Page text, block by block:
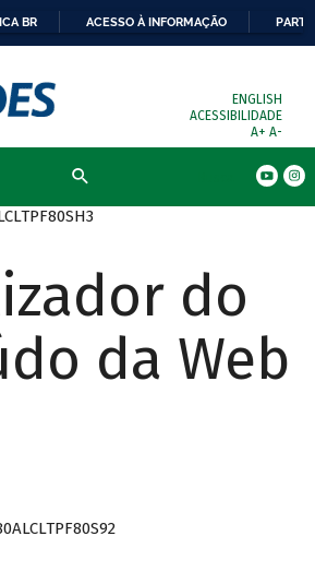
BR ACESSO À INFORMAÇÃO
ENGLISH
ACESSIBILIDADE
A+ A-
do
da Web